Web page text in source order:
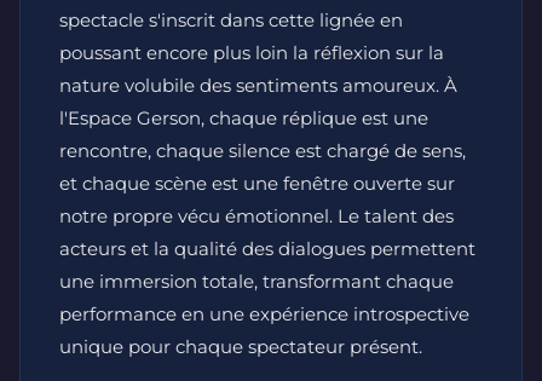
spectacle s'inscrit dans cette lignée en
poussant encore plus loin la réflexion sur la
nature volubile des sentiments amoureux. À
l'Espace Gerson, chaque réplique est une
rencontre, chaque silence est chargé de sens,
et chaque scène est une fenêtre ouverte sur
notre propre vécu émotionnel. Le talent des
acteurs et la qualité des dialogues permettent
une immersion totale, transformant chaque
performance en une expérience introspective
unique pour chaque spectateur présent.